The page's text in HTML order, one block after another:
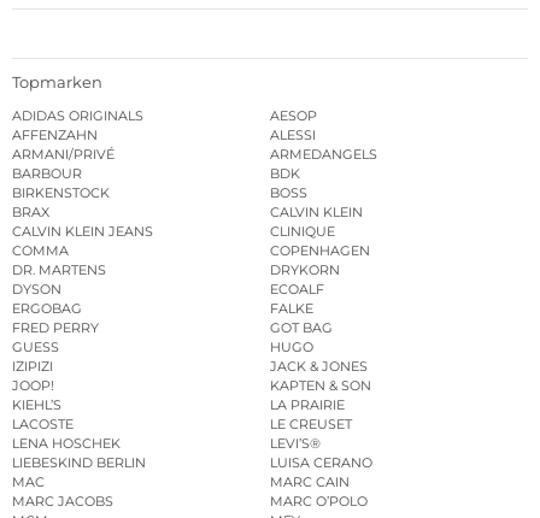
Topmarken
ADIDAS ORIGINALS
AESOP
AFFENZAHN
ALESSI
ARMANI/PRIVÉ
ARMEDANGELS
BARBOUR
BDK
BIRKENSTOCK
BOSS
BRAX
CALVIN KLEIN
CALVIN KLEIN JEANS
CLINIQUE
COMMA
COPENHAGEN
DR. MARTENS
DRYKORN
DYSON
ECOALF
ERGOBAG
FALKE
FRED PERRY
GOT BAG
GUESS
HUGO
IZIPIZI
JACK & JONES
JOOP!
KAPTEN & SON
KIEHL’S
LA PRAIRIE
LACOSTE
LE CREUSET
LENA HOSCHEK
LEVI’S®
LIEBESKIND BERLIN
LUISA CERANO
MAC
MARC CAIN
MARC JACOBS
MARC O’POLO